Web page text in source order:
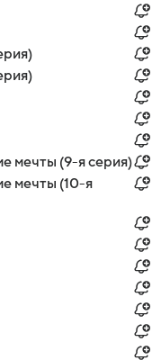
мечты (9-я серия)
мечты (10-я